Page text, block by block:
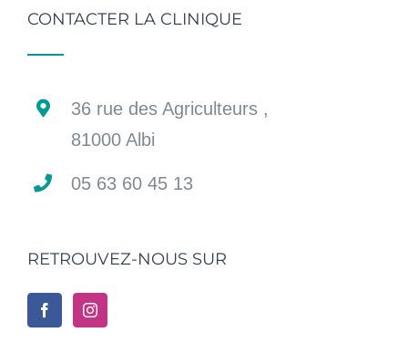
CONTACTER LA CLINIQUE
36 rue des Agriculteurs ,
81000 Albi
05 63 60 45 13
RETROUVEZ-NOUS SUR